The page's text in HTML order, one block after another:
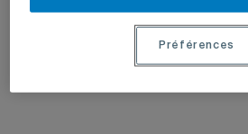
Préférences